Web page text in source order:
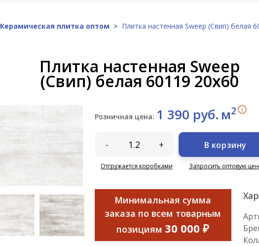
Керамическая плитка оптом Плитка настенная Sweep (Свип) белая
Плитка настенная Sweep
(Свип) белая 60119 20х60
Розничная цена: 1 390 руб. м2 i
- +
Отгружается коробками
В корзину
Запросить оптовую
Минимальная сумма
заказа по всем товарным
позициям 30 000 ₽